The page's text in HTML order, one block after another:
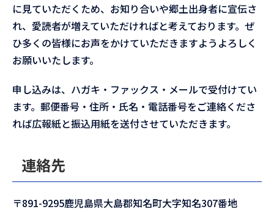
に見ていただくため、お知り合いや郷土出身者に宣伝さ
れ、愛読者が増えていただければと考えております。ぜ
ひ多くの皆様にお声をかけていただきますようよろしく
お願いいたします。
申し込みは、ハガキ・ファックス・メールで受付けてい
ます。郵便番号・住所・氏名・電話番号をご連絡くださ
れば広報紙と振込用紙を送付させていただきます。
連絡先
〒891-9295鹿児島県大島郡知名町大字知名307番地